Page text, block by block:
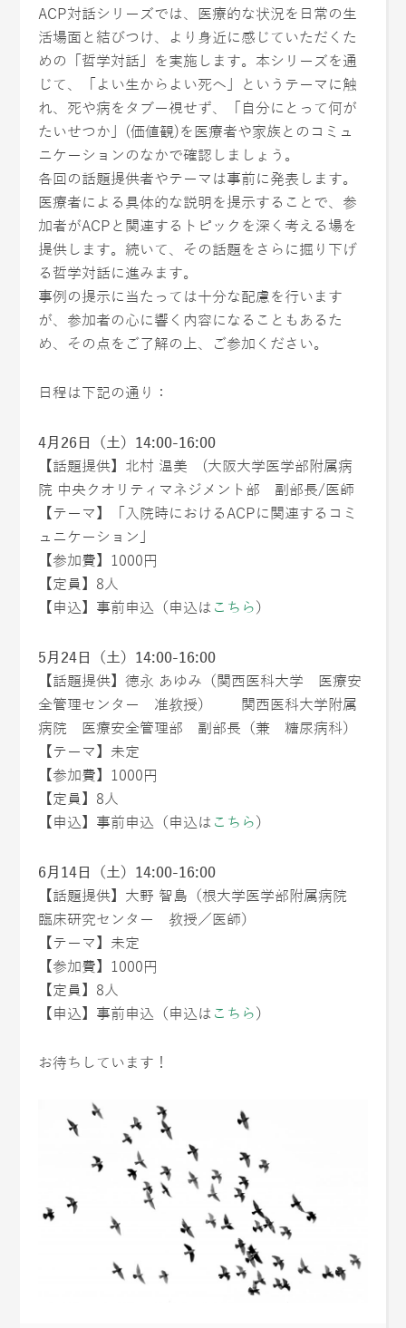
ACP対話シリーズでは、医療的な状況を日常の生
活場面と結びつけ、より身近に感じていただくた
めの「哲学対話」を実施します。本シリーズを通
じて、「よい生からよい死へ」というテーマに触
れ、死や病をタブー視せず、「自分にとって何が
たいせつか」(価値観)を医療者や家族とのコミュ
ニケーションのなかで確認しましょう。
各回の話題提供者やテーマは事前に発表します。
医療者による具体的な説明を提示することで、参
加者がACPと関連するトピックを深く考える場を
提供します。続いて、その話題をさらに掘り下げ
る哲学対話に進みます。
事例の提示に当たっては十分な配慮を行います
が、参加者の心に響く内容になることもあるた
め、その点をご了解の上、ご参加ください。
日程は下記の通り：
4月26日（土）14:00-16:00
【話題提供】北村 温美 (大阪大学医学部附属病
院 中央クオリティマネジメント部 副部長/医師
【テーマ】「入院時におけるACPに関連するコミ
ュニケーション」
【参加費】1000円
【定員】8人
【申込】事前申込（申込はこちら）
5月24日（土）14:00-16:00
【話題提供】徳永 あゆみ（関西医科大学 医療安
全管理センター 准教授） 関西医科大学附属
病院 医療安全管理部 副部長（兼 糖尿病科）
【テーマ】未定
【参加費】1000円
【定員】8人
【申込】事前申込（申込はこちら）
6月14日（土）14:00-16:00
【話題提供】大野 智島（根大学医学部附属病院
臨床研究センター 教授／医師）
【テーマ】未定
【参加費】1000円
【定員】8人
【申込】事前申込（申込はこちら）
お待ちしています！